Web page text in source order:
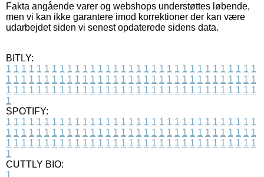
Fakta angående varer og webshops understøttes løbende,
men vi kan ikke garantere imod korrektioner der kan være
udarbejdet siden vi senest opdaterede sidens data.
BITLY:
1 1 1 1 1 1 1 1 1 1 1 1 1 1 1 1 1 1 1 1 1 1 1 1 1 1 1 1 1 1 1 1 1
1 1 1 1 1 1 1 1 1 1 1 1 1 1 1 1 1 1 1 1 1 1 1 1 1 1 1 1 1 1 1 1 1
1 1 1 1 1 1 1 1 1 1 1 1 1 1 1 1 1 1 1 1 1 1 1 1 1 1 1 1 1 1 1 1 1
1
SPOTIFY:
1 1 1 1 1 1 1 1 1 1 1 1 1 1 1 1 1 1 1 1 1 1 1 1 1 1 1 1 1 1 1 1 1
1 1 1 1 1 1 1 1 1 1 1 1 1 1 1 1 1 1 1 1 1 1 1 1 1 1 1 1 1 1 1 1 1
1 1 1 1 1 1 1 1 1 1 1 1 1 1 1 1 1 1 1 1 1 1 1 1 1 1 1 1 1 1 1 1 1
1
CUTTLY BIO:
1